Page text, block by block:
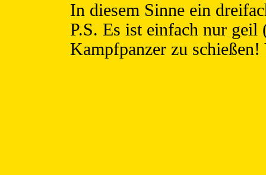
In diesem Sinne ein
P.S. Es ist einfach nur
Kampfpanzer zu